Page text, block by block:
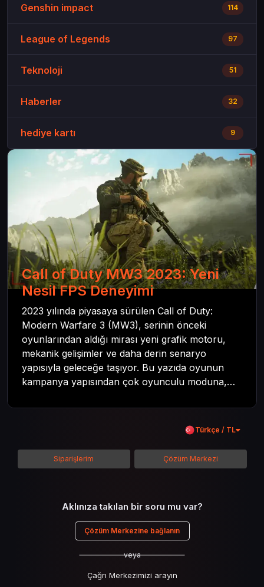
Genshin impact 114
League of Legends 97
Teknoloji 51
Haberler 32
hediye kartı 9
Call of Duty MW3 2023: Yeni
Nesil FPS Deneyimi
2023 yılında piyasaya sürülen Call of Duty:
Modern Warfare 3 (MW3), serinin önceki
oyunlarından aldığı mirası yeni grafik motoru,
mekanik gelişimler ve daha derin senaryo
yapısıyla geleceğe taşıyor. Bu yazıda oyunun
kampanya yapısından çok oyunculu moduna,
kadar her şeyi kapsamaya çalışacaktır. Tüm
içeriği boyunca Call of Duty evreninin
detaylarına inilecek ve steam hediye kartı
kullanımının avantajlarından da bahsedilecektir.
Türkçe / TL
Siparişlerim Çözüm Merkezi
Aklınıza takılan bir soru mu var?
Çözüm Merkezine bağlanın
veya
Çağrı Merkezimizi arayın